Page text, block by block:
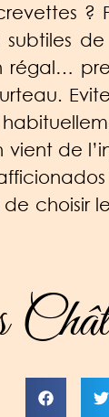
?
régal…
de
choisir